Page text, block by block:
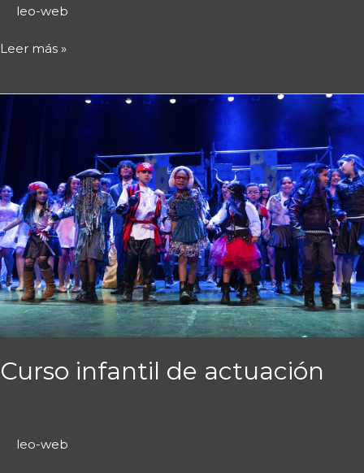
leo-web
Leer más »
Curso infantil de actuación
leo-web
de
actuación